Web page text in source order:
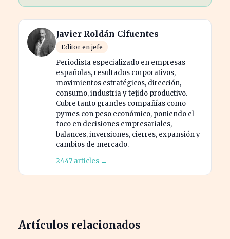
Javier Roldán Cifuentes
Editor en jefe
Periodista especializado en empresas
españolas, resultados corporativos,
movimientos estratégicos, dirección,
consumo, industria y tejido productivo.
Cubre tanto grandes compañías como
pymes con peso económico, poniendo el
foco en decisiones empresariales,
balances, inversiones, cierres, expansión y
cambios de mercado.
2447 articles →
Artículos relacionados